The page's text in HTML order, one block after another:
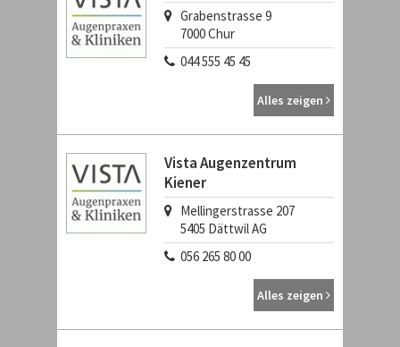
Grabenstrasse 9
7000Chur
044 555 45 45
Alles zeigen
Vista Augenzentrum
Kiener
Mellingerstrasse 207
5405 Dättwil AG
056 265 80 00
Alles zeigen